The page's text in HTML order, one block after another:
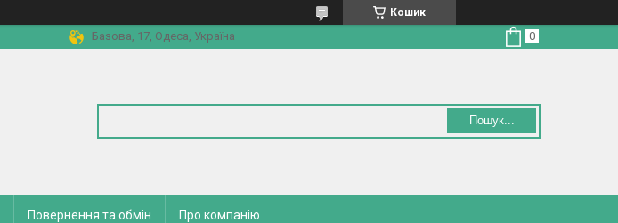
Кошик
Базова, 17, Одеса, Україна
Пошук...
Повернення та обмін Про компанію